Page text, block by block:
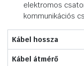
elektromos
kommunikációs
Kábel hossza
Kábel átmérő